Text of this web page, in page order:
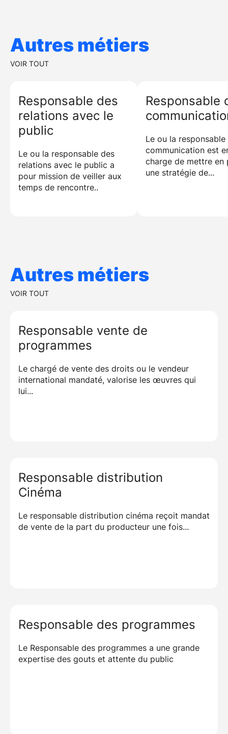
producteurs et diffuseurs. Le réseau est le principal
Autres métiers
VOIR TOUT
Responsable des
relations avec le
public
Le ou la responsable des
relations avec le public a
pour mission de veiller aux
temps de rencontre..
Responsable
Le ou la responsable
communication est
charge de mettre en
une stratégie de...
Autres métiers
VOIR TOUT
Responsable vente de
programmes
Le chargé de vente des droits ou le vendeur
international mandaté, valorise les œuvres qui
lui...
Responsable distribution
Cinéma
Le responsable distribution cinéma reçoit mandat
de vente de la part du producteur une fois...
Responsable des programmes
Le Responsable des programmes a une grande
expertise des gouts et attente du public